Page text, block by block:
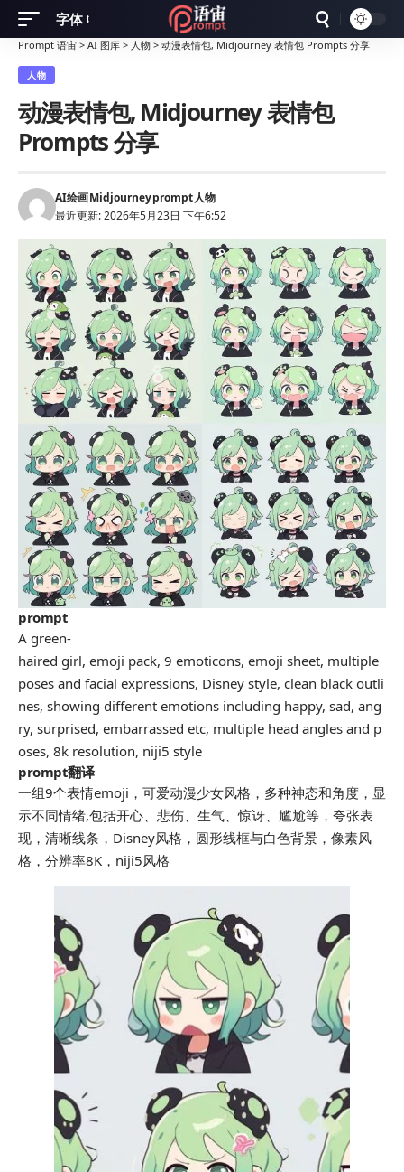
Font
Resizer
字体
Prompt 语宙 > AI 图库 > 人物 > 动漫表情包, Midjourney 表情包 Prompts 分享
人物
动漫表情包, Midjourney 表情包
Prompts 分享
最近更新: 2026年5月23日 下午6:52
AI绘画Midjourneyprompt人物
prompt
A green-
haired girl, emoji pack, 9 emoticons, emoji sheet, multiple
poses and facial expressions, Disney style, clean black outli
nes, showing different emotions including happy, sad, ang
ry, surprised, embarrassed etc, multiple head angles and p
oses, 8k resolution, niji5 style
prompt翻译
一组9个表情emoji，可爱动漫少女风格，多种神态和角度，显
示不同情绪,包括开心、悲伤、生气、惊讶、尴尬等，夸张表
现，清晰线条，Disney风格，圆形线框与白色背景，像素风
格，分辨率8K，niji5风格